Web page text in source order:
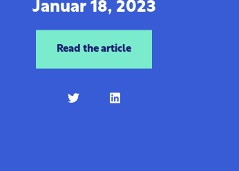
Januar 18, 2023
Read the article